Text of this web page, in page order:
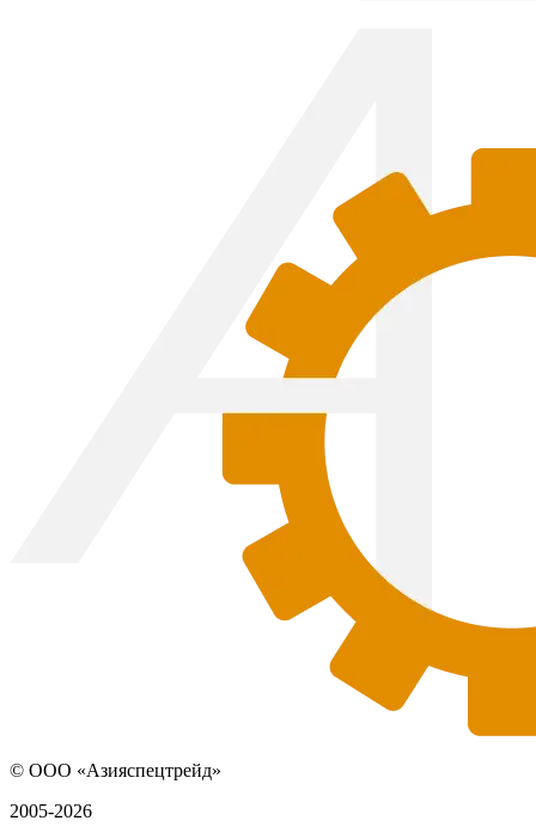
© ООО «Азияспецтрейд»
2005-2026